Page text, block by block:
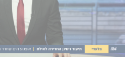
מוגנים – והם נפגעו בצורה קשה
המודרניים יותר הצליחו לשרוד
<<<